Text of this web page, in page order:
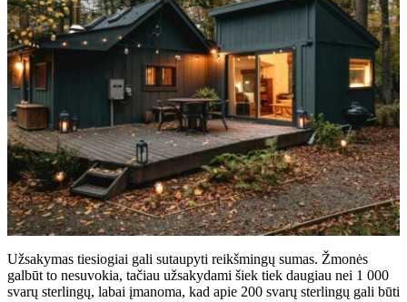
Užsakymas tiesiogiai gali sutaupyti reikšmingų sumas. Žmonės
galbūt to nesuvokia, tačiau užsakydami šiek tiek daugiau nei 1 000
svarų sterlingų, labai įmanoma, kad apie 200 svarų sterlingų gali būti